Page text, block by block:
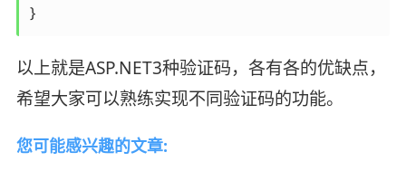
}
以上就是ASP.NET3种验证码，各有各的优缺点，
希望大家可以熟练实现不同验证码的功能。
您可能感兴趣的文章: